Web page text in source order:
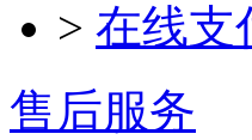
> 在线支
售后服务